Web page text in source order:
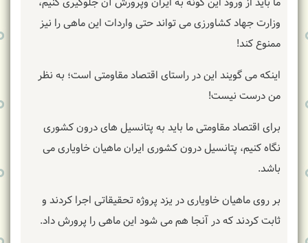
وزارت جهاد کشاورزی می تواند حتی واردات این ماهی را نیز
ممنوع کند!
اینکه می گویند این در راستای اقتصاد مقاومتی است؛ به نظر
من درست نیست!
برای اقتصاد مقاومتی ما باید به پتانسیل های درون کشوری
نگاه کنیم، پتانسیل درون کشوری ایران ماهیان خاویاری می
باشد.
بر روی ماهیان خاویاری در یزد پروژه تحقیقاتی اجرا کردند و
ثابت کردند که در آنجا هم می شود این ماهی را پرورش داد.